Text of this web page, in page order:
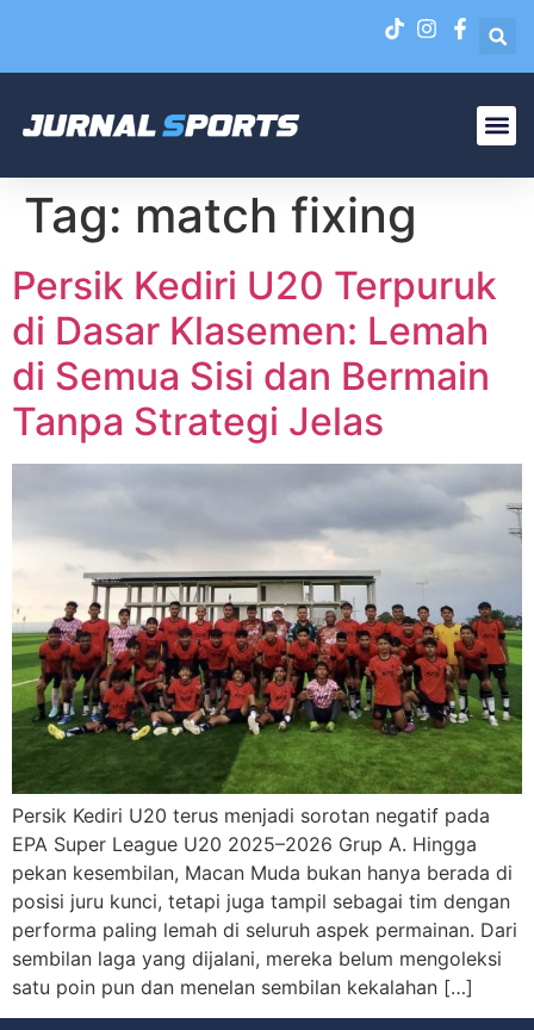
Tag: match fixing
Persik Kediri U20 Terpuruk
di Dasar Klasemen: Lemah
di Semua Sisi dan Bermain
Tanpa Strategi Jelas
Persik Kediri U20 terus menjadi sorotan negatif pada
EPA Super League U20 2025–2026 Grup A. Hingga
pekan kesembilan, Macan Muda bukan hanya berada di
posisi juru kunci, tetapi juga tampil sebagai tim dengan
performa paling lemah di seluruh aspek permainan. Dari
sembilan laga yang dijalani, mereka belum mengoleksi
satu poin pun dan menelan sembilan kekalahan […]